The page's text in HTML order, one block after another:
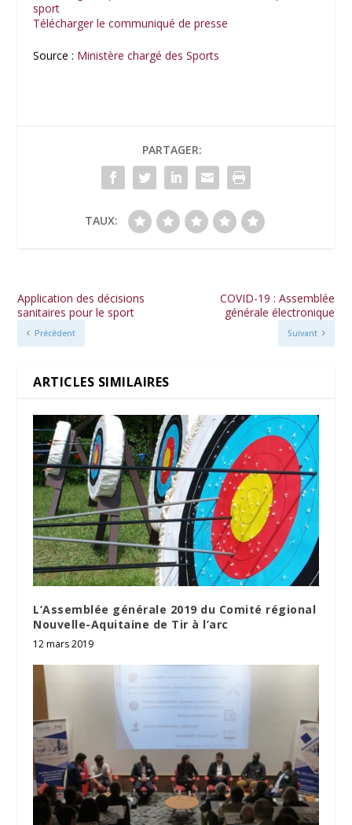
sport
Télécharger le communiqué de presse
Source : Ministère chargé des Sports
PARTAGER:
TAUX:
Application des décisions
sanitaires pour le sport
Précédent
COVID-19 : Assemblée
générale électronique
Suivant
ARTICLES SIMILAIRES
L’Assemblée générale 2019 du Comité régional
Nouvelle-Aquitaine de Tir à l’arc
12 mars 2019